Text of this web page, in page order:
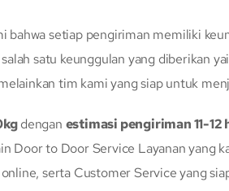
bahwa setiap pengiriman memiliki
satu keunggulan yang diberikan
tim kami yang siap untuk
dengan estimasi pengiriman 11-12
Door to Door Service Layanan yang
serta Customer Service yang